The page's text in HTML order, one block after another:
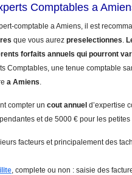
Comptables a
comptable a Amiens, il est
que vous aurez preselectionnes.
forfaits annuels qui pourront
Comptables, une tenue comptable
a Amiens.
compter un cout annuel d’expertise
et de 5000 € pour les petites
facteurs et principalement des
, complete ou non : saisie des